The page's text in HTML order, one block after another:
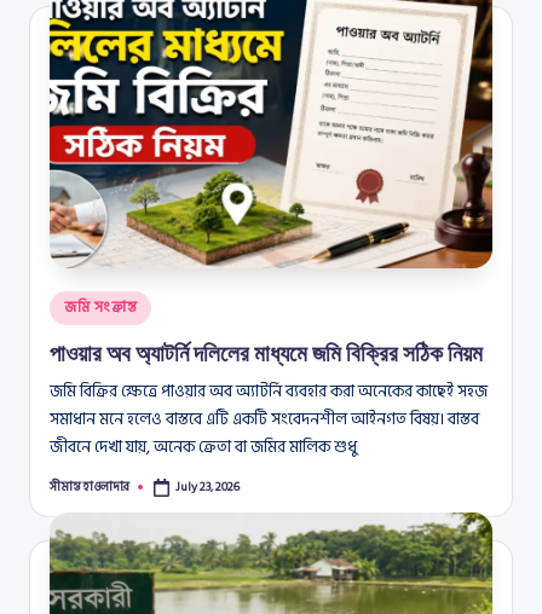
Posted
in
জমি সংক্রান্ত
পাওয়ার অব অ্যাটর্নি দলিলের মাধ্যমে জমি বিক্রির সঠিক নিয়ম
জমি বিক্রির ক্ষেত্রে পাওয়ার অব অ্যাটর্নি ব্যবহার করা অনেকের কাছেই সহজ
সমাধান মনে হলেও বাস্তবে এটি একটি সংবেদনশীল আইনগত বিষয়। বাস্তব
জীবনে দেখা যায়, অনেক ক্রেতা বা জমির মালিক শুধু
Posted
সীমান্ত হাওলাদার July 23, 2026